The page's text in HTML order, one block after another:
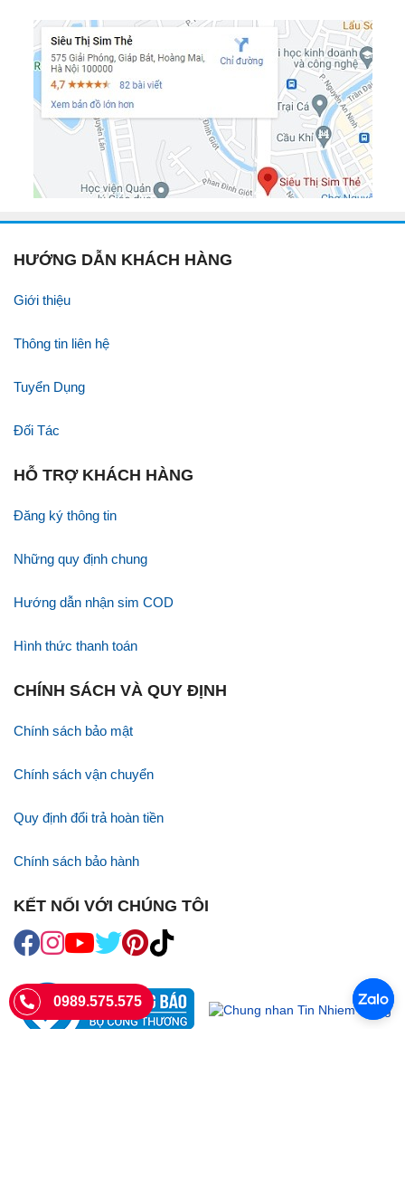
HƯỚNG DẪN KHÁCH HÀNG
Giới thiệu
Thông tin liên hệ
Tuyển Dụng
Đối Tác
HỖ TRỢ KHÁCH HÀNG
Đăng ký thông tin
Những quy định chung
Hướng dẫn nhận sim COD
Hình thức thanh toán
CHÍNH SÁCH VÀ QUY ĐỊNH
Chính sách bảo mật
Chính sách vận chuyển
Quy định đổi trả hoàn tiền
Chính sách bảo hành
KẾT NỐI VỚI CHÚNG TÔI
0989.575.575